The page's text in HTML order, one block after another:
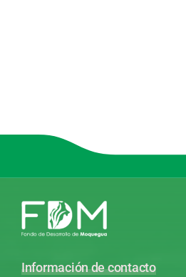
Información de contacto